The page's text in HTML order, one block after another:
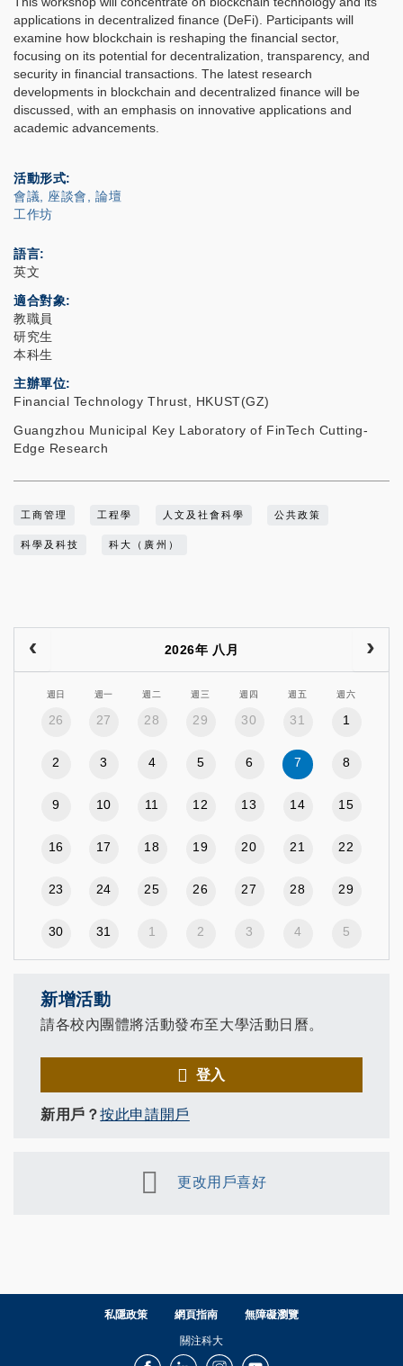
applications in decentralized finance (DeFi). Participants will
examine how blockchain is reshaping the financial sector,
focusing on its potential for decentralization, transparency, and
security in financial transactions. The latest research
developments in blockchain and decentralized finance will be
discussed, with an emphasis on innovative applications and
academic advancements.
活動形式
會議, 座談會, 論壇
工作坊
語言
英文
適合對象
教職員
研究生
本科生
主辦單位
Financial Technology Thrust, HKUST(GZ)
Guangzhou Municipal Key Laboratory of FinTech Cutting-
Edge Research
工商管理 工程學 人文及社會科學 公共政策
科學及科技 科大（廣州）
2026年 八月
週日 週一 週二 週三 週四 週五 週六
26 27 28 29 30 31 1
2 3 4 5 6 7 8
9 10 11 12 13 14 15
16 17 18 19 20 21 22
23 24 25 26 27 28 29
30 31 1 2 3 4 5
新增活動
請各校內團體將活動發布至大學活動日曆。
登入
新用戶？按此申請開戶
更改用戶喜好
私隱政策 網頁指南 無障礙瀏覽
關注科大
FacebookLinkedInInstagramYoutube